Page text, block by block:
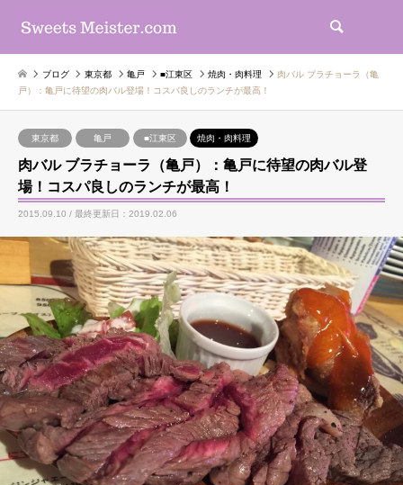
ブログ 東京都 亀戸 ■江東区 焼肉・肉料理
肉バル ブラチョーラ（亀
戸）：亀戸に待望の肉バル登場！コスパ良しのランチが最高！
東京都 亀戸 ■江東区 焼肉・肉料理
肉バル ブラチョーラ（亀戸）：亀戸に待望の肉バル登
場！コスパ良しのランチが最高！
2015.09.10 / 最終更新日：2019.02.06